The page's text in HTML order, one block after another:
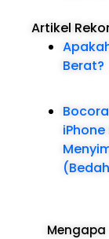
Artikel
Berat?